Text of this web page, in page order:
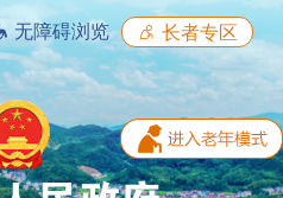
无障碍浏览 长者专区